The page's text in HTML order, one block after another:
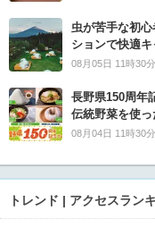
虫が苦手な初
ションで快適
08月05日 11時30分
長野県150周年
伝統野菜を使
08月04日 11時30分
トレンド | アクセスラン